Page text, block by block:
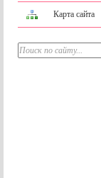
Карта сайта